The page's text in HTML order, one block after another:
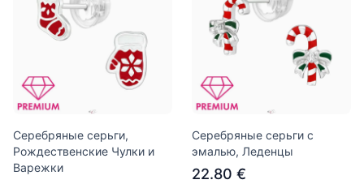
Серебряные серьги,
Рождественские Чулки и
Варежки
Серебряные серьги с
эмалью, Леденцы
22.80 €